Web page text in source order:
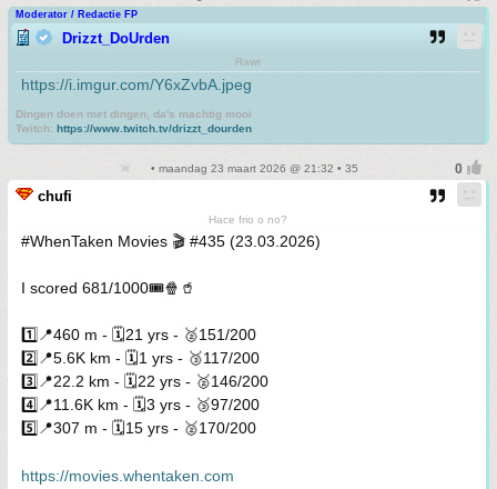
Moderator / Redactie FP
Drizzt_DoUrden
Rawr
https://i.imgur.com/Y6xZvbA.jpeg
Dingen doen met dingen, da's machtig mooi
Twitch: https://www.twitch.tv/drizzt_dourden
• maandag 23 maart 2026 @ 21:32 • 35
chufi
Hace frio o no?
#WhenTaken Movies 🎬 #435 (23.03.2026)
I scored 681/1000🎟️🍿🥤
1️⃣📍460 m - 🗓️21 yrs - 🥈151/200
2️⃣📍5.6K km - 🗓️1 yrs - 🥉117/200
3️⃣📍22.2 km - 🗓️22 yrs - 🥈146/200
4️⃣📍11.6K km - 🗓️3 yrs - 🥉97/200
5️⃣📍307 m - 🗓️15 yrs - 🥈170/200
https://movies.whentaken.com